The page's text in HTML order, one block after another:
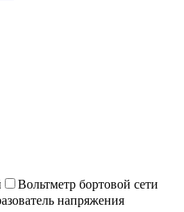
Вольтметр бортовой сети
напряжения